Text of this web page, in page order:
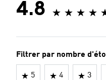
4.8
Filtrer par nombre
5 4 3